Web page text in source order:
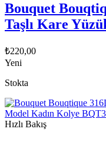
Bouquet
Taşlı Kare
₺220,00
Yeni
Stokta
Hızlı Bakış